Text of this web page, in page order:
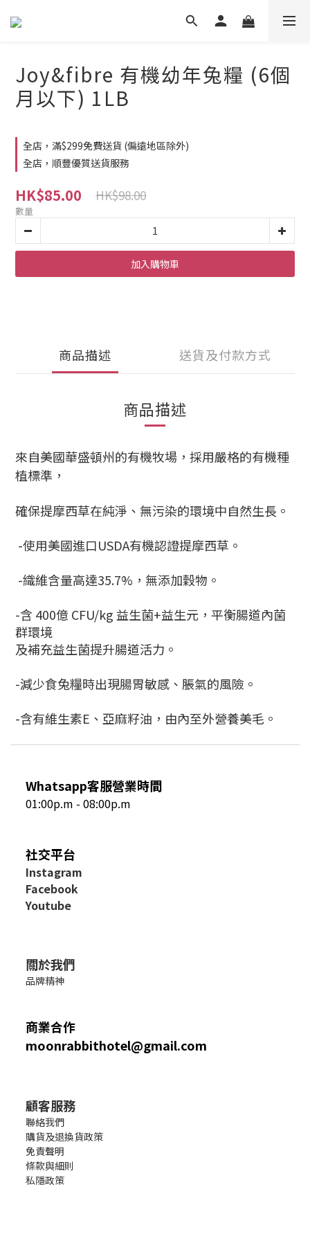
Joy&fibre 有機幼年兔糧 (6個
月以下) 1LB
全店，滿$299免費送貨 (偏遠地區除外)
全店，順豐優質送貨服務
HK$85.00 HK$98.00
數量
加入購物車
商品描述 送貨及付款方式
商品描述
來自美國華盛頓州的有機牧場，採用嚴格的有機種
植標準，
確保提摩西草在純淨、無污染的環境中自然生長。
-使用美國進口USDA有機認證提摩西草。
-織維含量高達35.7% ，無添加穀物。
-含 400億 CFU/kg 益生菌+益生元，平衡腸道內菌
群環境
及補充益生菌提升腸道活力。
-減少食兔糧時出現腸胃敏感、脹氣的風險。
-含有維生素E、亞麻籽油，由內至外營養美毛。
Whatsapp客服營業時間
01:00p.m - 08:00p.m
社交平台
Instagram
Facebook
Youtube
關於我們
品牌精神
商業合作
moonrabbithotel@gmail.com
顧客服務
聯絡我們
購貨及退換貨政策
免責聲明
條款與細則
私隱政策